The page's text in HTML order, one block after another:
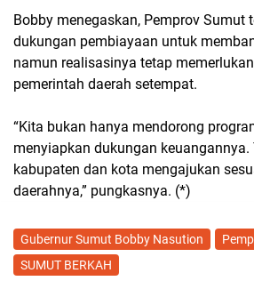
Bobby menegaskan, Pemprov Sumut
dukungan pembiayaan untuk
namun realisasinya tetap
pemerintah daerah setempat.
“Kita bukan hanya mendorong
menyiapkan dukungan
kabupaten dan kota mengajukan
daerahnya,” pungkasnya. (*)
Gubernur Sumut Bobby Nasution
SUMUT BERKAH